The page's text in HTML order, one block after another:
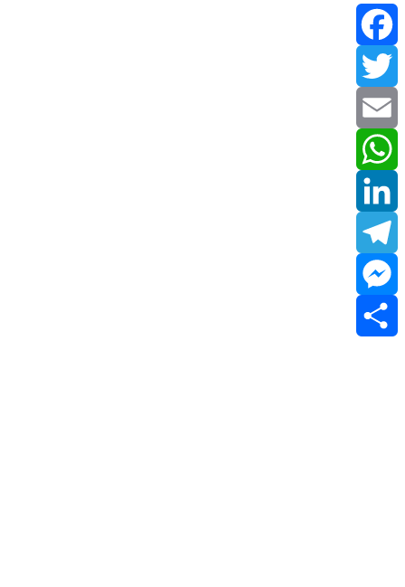
Facebook
Twitter
Email
WhatsApp
LinkedIn
Telegram
Messenger